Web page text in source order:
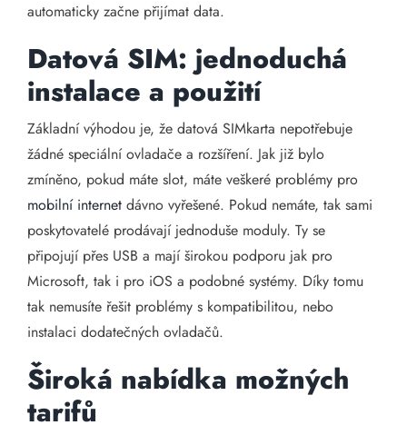
automaticky začne přijímat data.
Datová SIM: jednoduchá
instalace a použití
Základní výhodou je, že datová SIMkarta nepotřebuje
žádné speciální ovladače a rozšíření. Jak již bylo
zmíněno, pokud máte slot, máte veškeré problémy pro
mobilní internet dávno vyřešené. Pokud nemáte, tak sami
poskytovatelé prodávají jednoduše moduly. Ty se
připojují přes USB a mají širokou podporu jak pro
Microsoft, tak i pro iOS a podobné systémy. Díky tomu
tak nemusíte řešit problémy s kompatibilitou, nebo
instalaci dodatečných ovladačů.
Široká nabídka možných
tarifů